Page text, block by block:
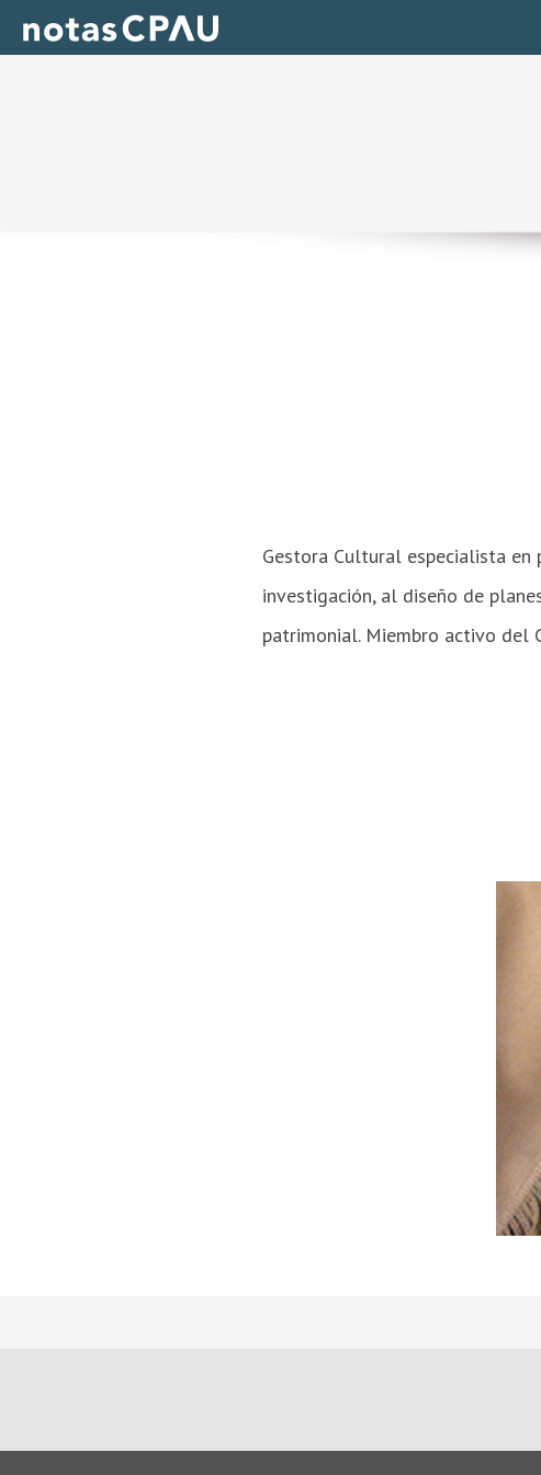
Gestora Cultural especialista
investigación, al diseño de
patrimonial. Miembro activo del